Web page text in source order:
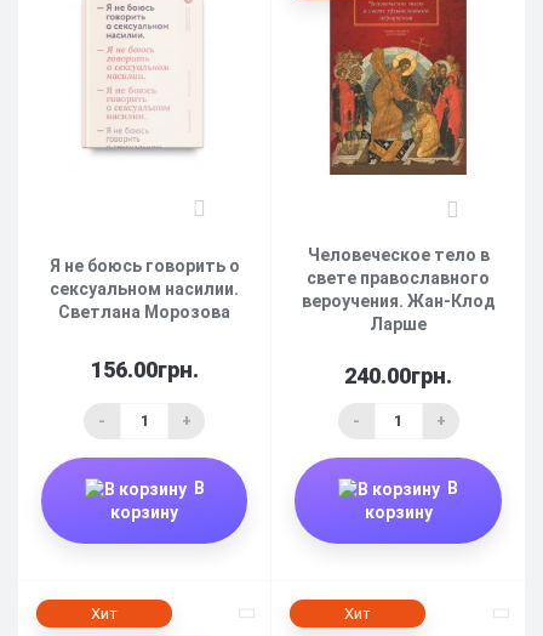
Я не боюсь говорить о
сексуальном насилии.
Светлана Морозова
156.00грн.
- +
В
корзину
Человеческое тело в
свете православного
вероучения. Жан-Клод
Ларше
240.00грн.
- +
В
корзину
Хит Хит